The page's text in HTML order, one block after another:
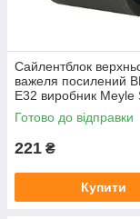
Сайлентблок
важеля посилений
E32 виробник Meyle
Готово до відправки
221 ₴
Купити